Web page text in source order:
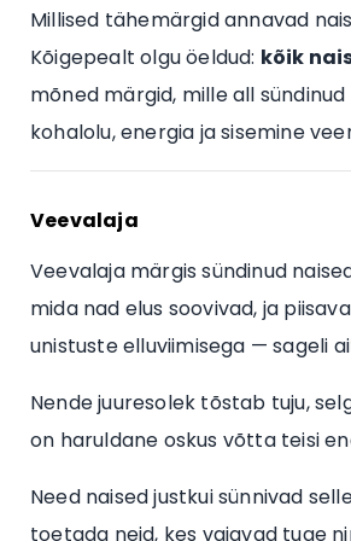
Millised tähemärgid annavad
Kõigepealt olgu öeldud: kõik
mõned märgid, mille all
kohalolu, energia ja sisemine
Veevalaja
Veevalaja märgis sündinud
mida nad elus soovivad, ja
unistuste elluviimisega — sageli
Nende juuresolek tõstab tuju,
on haruldane oskus võtta teisi
Need naised justkui sünnivad
toetada neid, kes vajavad tuge